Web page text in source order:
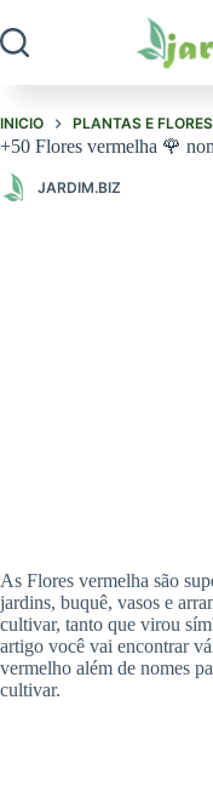
para
o
INICIO PLANTAS E
+50 Flores vermelha 🌹
JARDIM.BIZ
As Flores vermelha são
jardins, buquê, vasos e
cultivar, tanto que virou
artigo você vai encontrar
vermelho além de nomes
cultivar.